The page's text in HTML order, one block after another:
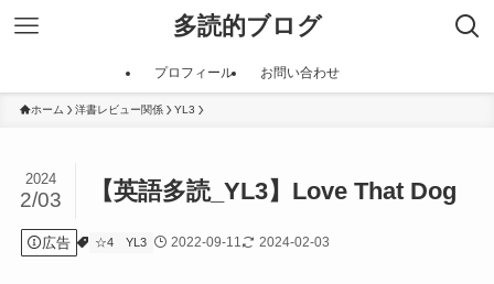
多読的ブログ
プロフィール お問い合わせ
ホーム 洋書レビュー関係 YL3
【英語多読_YL3】Love That Dog
2024
2/03
広告 ☆4 YL3 2022-09-11 2024-02-03